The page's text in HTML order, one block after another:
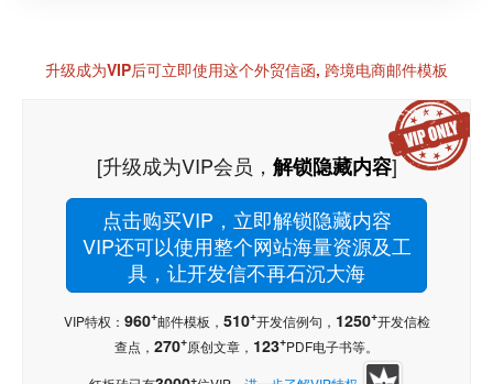
升级成为VIP后可立即使用这个外贸信函, 跨境电商邮件模板
[升级成为VIP会员， 解锁隐藏内容]
点击购买VIP，立即解锁隐藏内容
VIP还可以使用整个网站海量资源及工
具，让开发信不再石沉大海
VIP特权： 960+邮件模板， 510+开发信例句， 1250+开发信检
查点， 270+原创文章， 123+PDF电子书等。
+